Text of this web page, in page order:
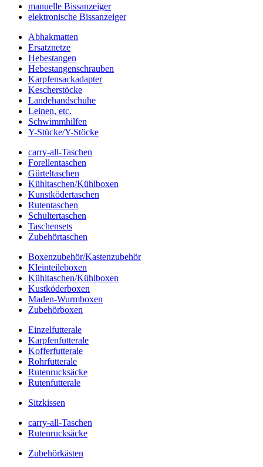
manuelle Bissanzeiger
elektronische Bissanzeiger
Abhakmatten
Ersatznetze
Hebestangen
Hebestangenschrauben
Karpfensackadapter
Kescherstöcke
Landehandschuhe
Leinen, etc.
Schwimmhilfen
Y-Stücke/Y-Stöcke
carry-all-Taschen
Forellentaschen
Gürteltaschen
Kühltaschen/Kühlboxen
Kunstködertaschen
Rutentaschen
Schultertaschen
Taschensets
Zubehörtaschen
Boxenzubehör/Kastenzubehör
Kleinteileboxen
Kühltaschen/Kühlboxen
Kustköderboxen
Maden-Wurmboxen
Zubehörboxen
Einzelfutterale
Karpfenfutterale
Kofferfutterale
Rohrfutterale
Rutenrucksäcke
Rutenfutterale
Sitzkissen
carry-all-Taschen
Rutenrucksäcke
Zubehörkästen